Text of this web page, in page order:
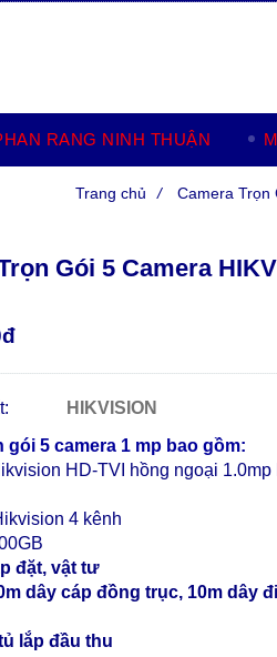
RANG NINH THUẬN
Trang chủ / Camera Trọn
Gói 5 Camera
HIKVISION
gói 5 camera 1 mp bao gồm:
HD-TVI hồng ngoại 1.0mp
4 kênh
đặt, vật tư
dây cáp đồng trục, 10m dây
lắp đầu thu